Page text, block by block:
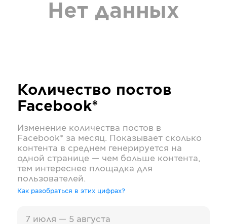
Нет данных
Количество постов
Facebook*
Изменение количества постов в
Facebook* за месяц. Показывает сколько
контента в среднем генерируется на
одной странице — чем больше контента,
тем интереснее площадка для
пользователей.
Как разобраться в этих цифрах?
7 июля — 5 августа